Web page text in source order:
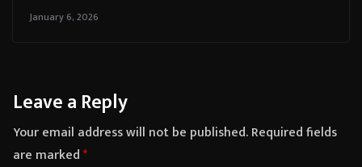
January 6, 2026
Leave a Reply
Your email address will not be published.Required fields
are marked*